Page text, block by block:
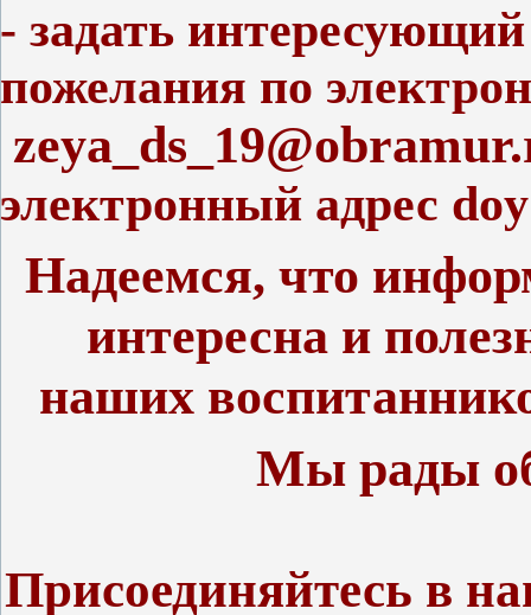
- задать
пожелания по
электронный адрес
Надеемся, что
интересна и
наших
Мы рады
Присоединяйтесь в